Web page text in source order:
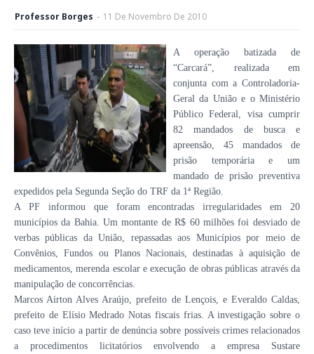
Professor Borges - 11 De Novembro De 2010
A operação batizada de
“Carcará”, realizada em
conjunta com a Controladoria-
Geral da União e o Ministério
Público Federal, visa cumprir
82 mandados de busca e
apreensão, 45 mandados de
prisão temporária e um
mandado de prisão preventiva
expedidos pela Segunda Seção do TRF da 1ª Região.
A PF informou que foram encontradas irregularidades em 20
municípios da Bahia. Um montante de R$ 60 milhões foi desviado de
verbas públicas da União, repassadas aos Municípios por meio de
Convênios, Fundos ou Planos Nacionais, destinadas à aquisição de
medicamentos, merenda escolar e execução de obras públicas através da
manipulação de concorrências.
Marcos Airton Alves Araújo, prefeito de Lençois, e Everaldo Caldas,
prefeito de Elísio Medrado Notas fiscais frias. A investigação sobre o
caso teve início a partir de denúncia sobre possíveis crimes relacionados
a procedimentos licitatórios envolvendo a empresa Sustare